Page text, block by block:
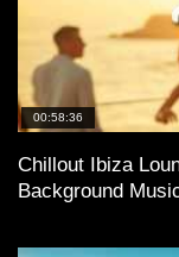
00:58:36
Chillout Ibiza
Background